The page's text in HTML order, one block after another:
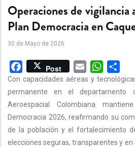
Operaciones de vigilancia
Plan Democracia en
30 de Mayo de 2026
Facebook
Post Email WhatsApp
Con capacidades aéreas y
permanente en el departamento
Aeroespacial Colombiana
Democracia 2026, reafirmando su
de la población y el fortalecimiento
elecciones seguras, transparentes y